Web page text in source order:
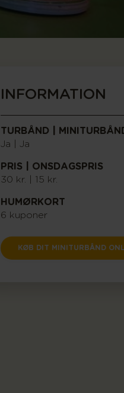
INFORMATION
TURBÅND |
Ja | Ja
PRIS | ONSDAGSPRIS
30 kr. | 15 kr.
HUMØRKORT
6 kuponer
KØB DIT MINITURBÅND